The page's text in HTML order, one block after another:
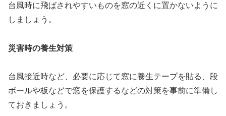
台風時に飛ばされやすいものを窓の近くに置かないように
しましょう。
災害時の養生対策
台風接近時など、必要に応じて窓に養生テープを貼る、段
ボールや板などで窓を保護するなどの対策を事前に準備し
ておきましょう。